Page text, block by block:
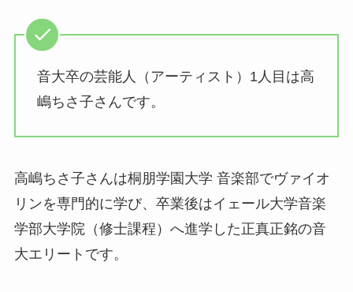
音大卒の芸能人（アーティスト）1人目は高
嶋ちさ子さんです。
高嶋ちさ子さんは桐朋学園大学 音楽部でヴァイオ
リンを専門的に学び、卒業後はイェール大学音楽
学部大学院（修士課程）へ進学した正真正銘の音
大エリートです。